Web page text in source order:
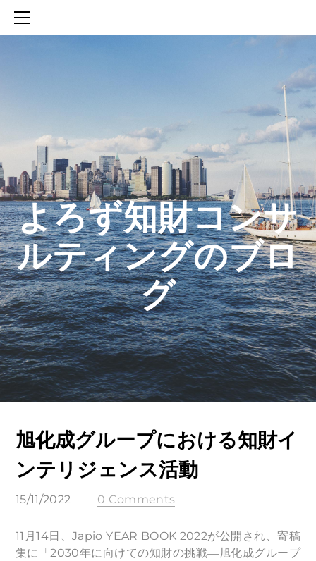
​よろず知財コンサ
ルティングのブロ
グ
旭化成グループにおける知財イ
ンテリジェンス活動
15/11/2022 0 Comments
11月14日、Japio YEAR BOOK 2022が公開され、寄稿
集に「2030年に向けての知財の挑戦―旭化成グループ
SERVICES
知財活動のROICへの貢献
生成AIを活用した知財戦略の策定方法
生成AIとの「壁打ち」で、新たな発明を創出する方法